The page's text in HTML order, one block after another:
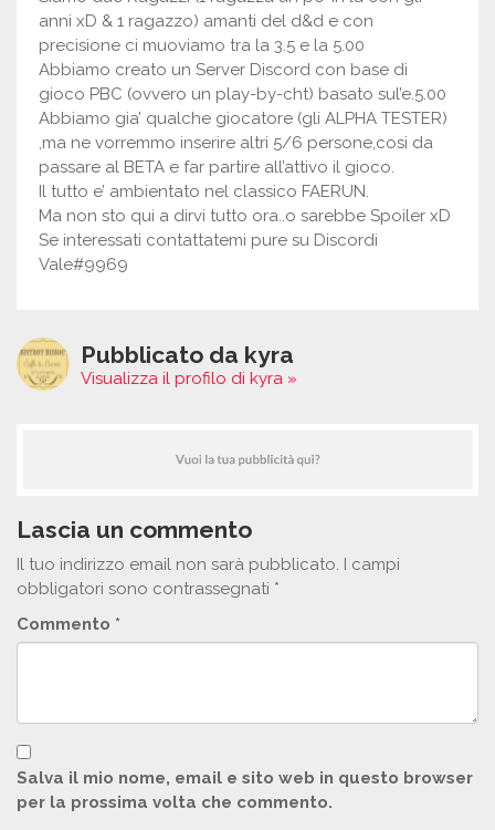
anni xD & 1 ragazzo) amanti del d&d e con
precisione ci muoviamo tra la 3.5 e la 5.00
Abbiamo creato un Server Discord con base di
gioco PBC (ovvero un play-by-cht) basato sul’e.5.00
Abbiamo gia’ qualche giocatore (gli ALPHA TESTER)
,ma ne vorremmo inserire altri 5/6 persone,cosi da
passare al BETA e far partire all’attivo il gioco.
Il tutto e’ ambientato nel classico FAERUN.
Ma non sto qui a dirvi tutto ora..o sarebbe Spoiler xD
Se interessati contattatemi pure su Discordi
Vale#9969
Pubblicato da kyra
Visualizza il profilo di kyra »
Lascia un commento
Il tuo indirizzo email non sarà pubblicato. I campi
obbligatori sono contrassegnati *
Commento *
Salva il mio nome, email e sito web in questo browser
per la prossima volta che commento.